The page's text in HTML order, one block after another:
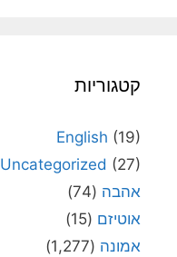
קטגוריות
English (19)
Uncategorized (27)
אהבה (74)
אוטיזם (15)
אמונה (1,277)